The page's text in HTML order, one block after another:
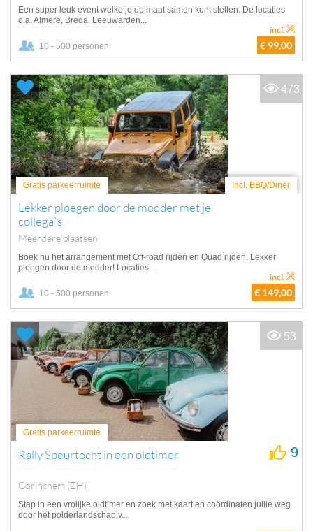
Een super leuk event welke je op maat samen kunt stellen. De locaties
o.a. Almere, Breda, Leeuwarden...
10 - 500 personen € 99,00
incl.
Gratis parkeerruimte Incl. BBQ/Diner
Lekker ploegen door de modder met je
collega`s
Meerdere plaatsen
Boek nu het arrangement met Off-road rijden en Quad rijden. Lekker
ploegen door de modder! Locaties:...
10 - 500 personen € 149,00
incl.
473
Gratis parkeerruimte
Rally Speurtocht in een oldtimer
Gorinchem (ZH)
9
Stap in een vrolijke oldtimer en zoek met kaart en coördinaten jullie weg
door het polderlandschap v...
53